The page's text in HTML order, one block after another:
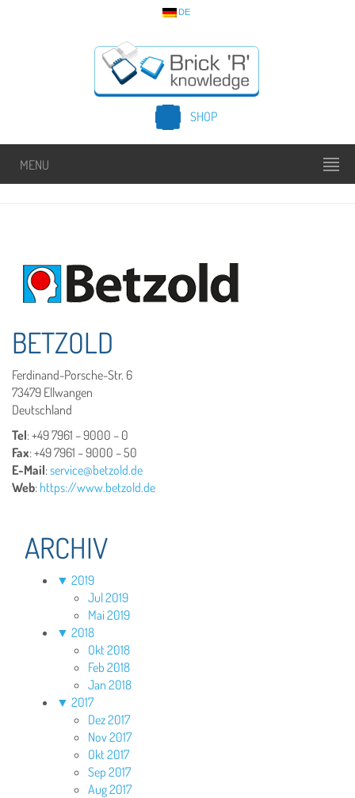
DE
SHOP
MENU
BETZOLD
Ferdinand-Porsche-Str. 6
73479 Ellwangen
Deutschland
Tel: +49 7961 – 9000 – 0
Fax: +49 7961 – 9000 – 50
E-Mail:service@betzold.de
Web: https://www.betzold.de
ARCHIV
▼ 2019
Jul 2019
Mai 2019
▼ 2018
Okt 2018
Feb 2018
Jan 2018
▼ 2017
Dez 2017
Nov 2017
Okt 2017
Sep 2017
Aug 2017